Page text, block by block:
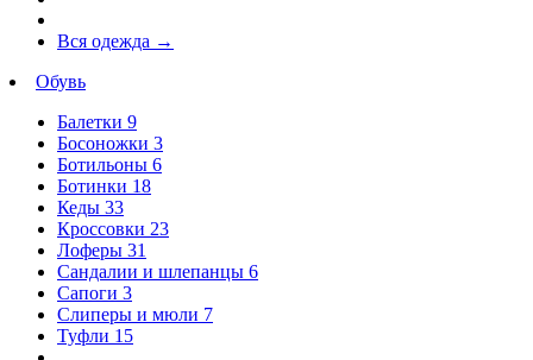
Вся одежда →
Обувь
Балетки 9
Босоножки 3
Ботильоны 6
Ботинки 18
Кеды 33
Кроссовки 23
Лоферы 31
Сандалии и шлепанцы 6
Сапоги 3
Слиперы и мюли 7
Туфли 15